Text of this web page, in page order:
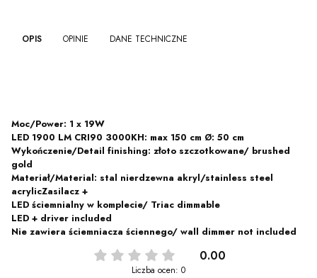
OPIS OPINIE DANE TECHNICZNE
Moc/Power: 1 x 19W
LED 1900 LM CRI90 3000KH: max 150 cm Ø: 50 cm
Wykończenie/Detail finishing: złoto szczotkowane/ brushed
gold
Materiał/Material: stal nierdzewna akryl/stainless steel
acrylicZasilacz +
LED ściemnialny w komplecie/ Triac dimmable
LED + driver included
Nie zawiera ściemniacza ściennego/ wall dimmer not included
0.00
Liczba ocen: 0